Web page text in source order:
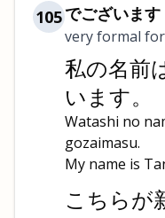
105でございま
very formal
私の名前
います。
Watashi no
gozaimasu.
My name is
こちらが